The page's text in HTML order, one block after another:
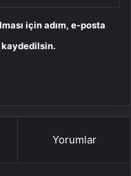
için adım, e-posta
kaydedilsin.
Yorumlar